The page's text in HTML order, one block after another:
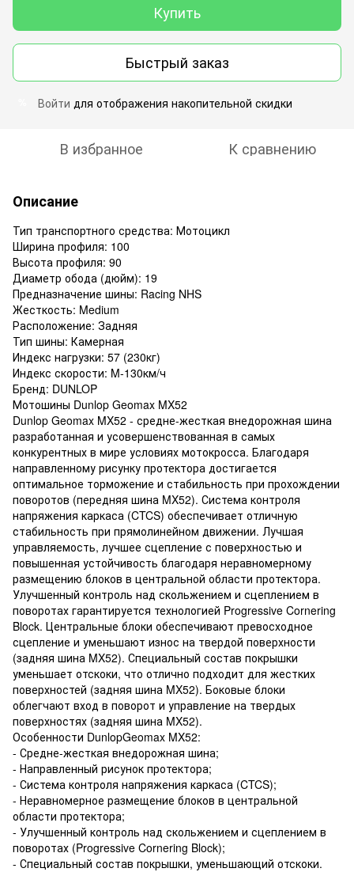
Купить
Быстрый заказ
Войти для отображения накопительной скидки
В избранное К сравнению
Описание
Тип транспортного средства: Мотоцикл
Ширина профиля: 100
Высота профиля: 90
Диаметр обода (дюйм): 19
Предназначение шины: Racing NHS
Жесткость: Medium
Расположение: Задняя
Тип шины: Камерная
Индекс нагрузки: 57 (230кг)
Индекс скорости: M-130км/ч
Бренд: DUNLOP
Мотошины Dunlop Geomax MX52
Dunlop Geomax MX52 - средне-жесткая внедорожная шина
разработанная и усовершенствованная в самых
конкурентных в мире условиях мотокросса. Благодаря
направленному рисунку протектора достигается
оптимальное торможение и стабильность при прохождении
поворотов (передняя шина MX52). Система контроля
напряжения каркаса (CTCS) обеспечивает отличную
стабильность при прямолинейном движении. Лучшая
управляемость, лучшее сцепление с поверхностью и
повышенная устойчивость благодаря неравномерному
размещению блоков в центральной области протектора.
Улучшенный контроль над скольжением и сцеплением в
поворотах гарантируется технологией Progressive Cornering
Block. Центральные блоки обеспечивают превосходное
сцепление и уменьшают износ на твердой поверхности
(задняя шина MX52). Специальный состав покрышки
уменьшает отскоки, что отлично подходит для жестких
поверхностей (задняя шина MX52). Боковые блоки
облегчают вход в поворот и управление на твердых
поверхностях (задняя шина MX52).
Особенности DunlopGeomax MX52:
- Средне-жесткая внедорожная шина;
- Направленный рисунок протектора;
- Система контроля напряжения каркаса (CTCS);
- Неравномерное размещение блоков в центральной
области протектора;
- Улучшенный контроль над скольжением и сцеплением в
поворотах (Progressive Cornering Block);
- Специальный состав покрышки, уменьшающий отскоки.